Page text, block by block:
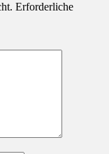
Erforderliche